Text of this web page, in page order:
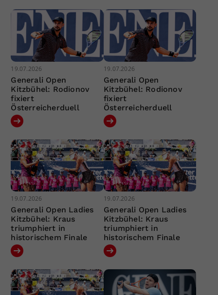
19.07.2026
Generali Open
Kitzbühel: Rodionov
fixiert
Österreicherduell
19.07.2026
Generali Open
Kitzbühel: Rodionov
fixiert
Österreicherduell
19.07.2026
Generali Open Ladies
Kitzbühel: Kraus
triumphiert in
historischem Finale
19.07.2026
Generali Open Ladies
Kitzbühel: Kraus
triumphiert in
historischem Finale